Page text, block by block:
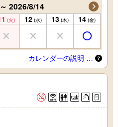
2026/8/14
(火) 12 (水) 13 (木) 14 (金)
カレンダーの説明 …